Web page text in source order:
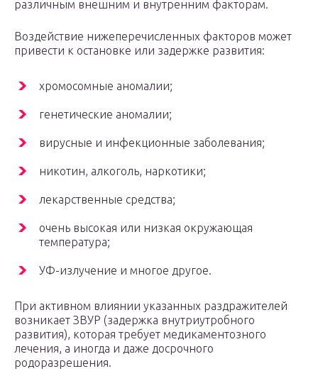
различным внешним и внутренним факторам.
Воздействие нижеперечисленных факторов может
привести к остановке или задержке развития:
хромосомные аномалии;
генетические аномалии;
вирусные и инфекционные заболевания;
никотин, алкоголь, наркотики;
лекарственные средства;
очень высокая или низкая окружающая
температура;
УФ-излучение и многое другое.
При активном влиянии указанных раздражителей
возникает ЗВУР (задержка внутриутробного
развития), которая требует медикаментозного
лечения, а иногда и даже досрочного
родоразрешения.